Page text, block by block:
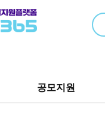
공모지원